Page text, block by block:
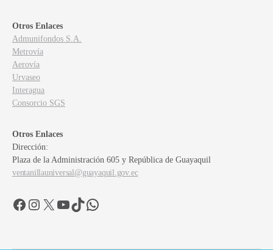
Otros Enlaces
Admunifondos S.A.
Metrovía
Aerovía
Urvaseo
Interagua
Consorcio SGS
Otros Enlaces
Dirección:
Plaza de la Administración 605 y República de Guayaquil
ventanillauniversal@guayaquil.gov.ec
FacebookInstagram
X YouTube
TikTokWhatsApp